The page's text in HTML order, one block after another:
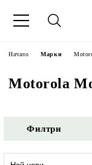
Начало Марки
Motorola
Филтри